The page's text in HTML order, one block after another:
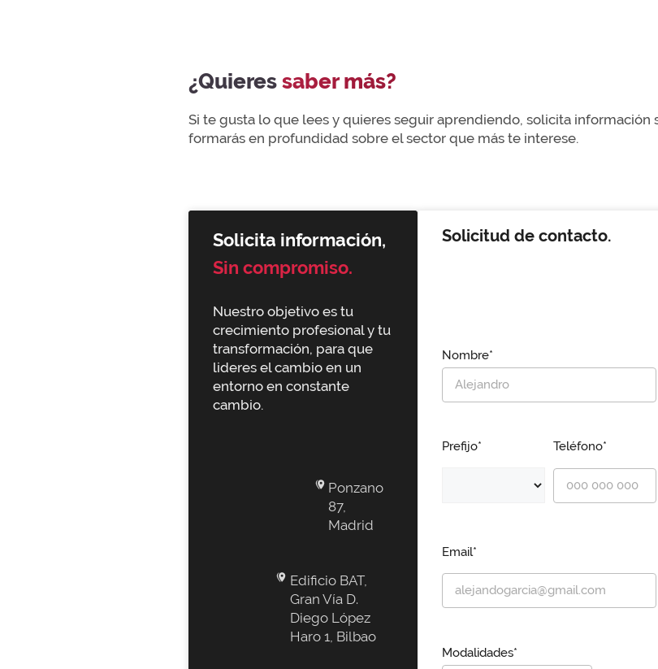
¿Quieressaber más?
Si te gusta lo que lees y quieres seguir aprendiendo, solicita información
formarás en profundidad sobre el sector que más te interese.
Solicita información,
Sin compromiso.
Nuestro objetivo es tu
crecimiento profesional y tu
transformación, para que
lideres el cambio en un
entorno en constante
cambio.
Ponzano
87,
Madrid
Edificio BAT,
Gran Vía D.
Diego López
Haro 1, Bilbao
Solicitud de contacto.
Nombre*
Prefijo* Teléfono*
Email*
Modalidades*